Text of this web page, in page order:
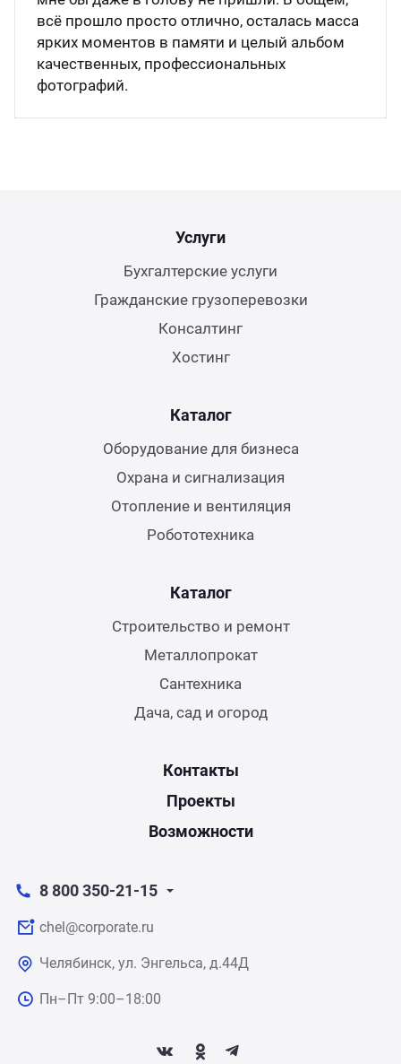
всё прошло просто отлично, осталась масса
ярких моментов в памяти и целый альбом
качественных, профессиональных
фотографий.
Услуги
Бухгалтерские услуги
Гражданские грузоперевозки
Консалтинг
Хостинг
Каталог
Оборудование для бизнеса
Охрана и сигнализация
Отопление и вентиляция
Робототехника
Каталог
Строительство и ремонт
Металлопрокат
Сантехника
Дача, сад и огород
Контакты
Проекты
Возможности
8 800 350-21-15
chel@corporate.ru
Челябинск, ул. Энгельса, д.44Д
Пн–Пт 9:00–18:00